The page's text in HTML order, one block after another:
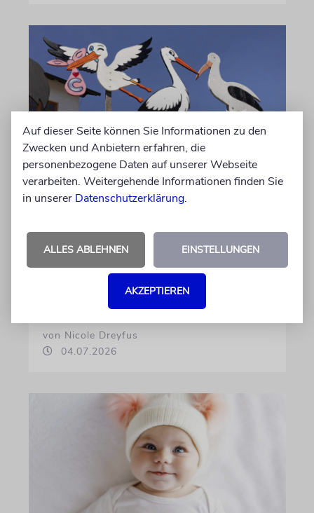
STATISTIK
Diese hebräischen
am beliebtesten
Österreichische Eltern wählen gern Klassiker.
Unter den Top Ten sind auch viele Namen
biblischen Ursprungs
von Nicole Dreyfus
04.07.2026
Auf dieser Seite können Sie Informationen zu den
Zwecken und Anbietern erfahren, die
personenbezogene Daten auf unserer Webseite
verarbeiten. Weitergehende Informationen finden Sie
in unserer Datenschutzerklärung.
ALLES ABLEHNEN EINSTELLUNGEN
AKZEPTIEREN